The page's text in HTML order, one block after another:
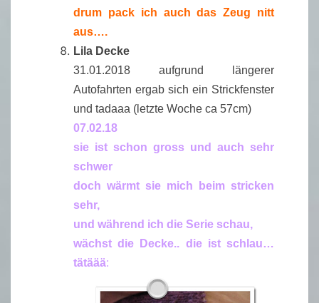
drum pack ich auch das Zeug nitt
aus….
Lila Decke
31.01.2018 aufgrund längerer
Autofahrten ergab sich ein Strickfenster
und tadaaa (letzte Woche ca 57cm)
07.02.18
sie ist schon gross und auch sehr
schwer
doch wärmt sie mich beim stricken
sehr,
und während ich die Serie schau,
wächst die Decke.. die ist schlau…
tätäää: